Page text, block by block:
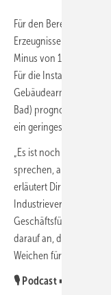
Für den Bereich Sanitär
Erzeugnisse der
Minus von 1,8 % im
Für die
Gebäudearmaturen
Bad) prognostizieren
ein geringes Plus von 0,4
„Es ist noch zu früh,
sprechen, aber eine
erläutert Dirk Gellisch,
Industrieverbunds
Geschäftsführer der
darauf an, dass Politik
Weichen für neues
🎙️ Podcast ➡️